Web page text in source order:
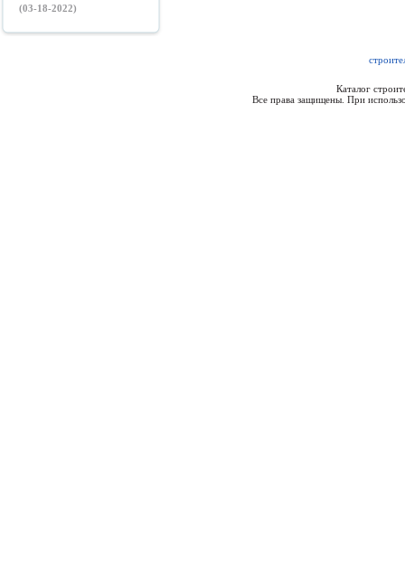
(03-18-2022)
Каталог
Все права защищены. При